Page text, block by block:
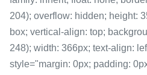
204); overflow: hidden; height:
box; vertical-align: top;
248); width: 366px; text-align:
style="margin: 0px; padding: